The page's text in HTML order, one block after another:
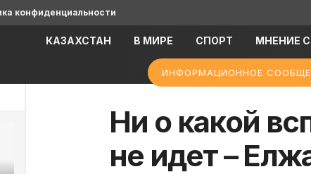
конфиденциальности
КАЗАХСТАН В МИРЕ СПОРТ МНЕНИЕ
ИНФОРМАЦИОННОЕ
Ни о какой
не идет –